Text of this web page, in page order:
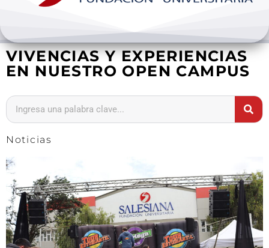
Internacionalización
Extension y desarrollo
VIVENCIAS Y EXPERIENCIAS
EN NUESTRO OPEN CAMPUS
Noticias